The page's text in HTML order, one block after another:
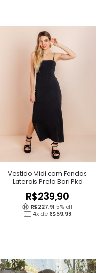
Vestido Midi com Fendas
Laterais Preto Bari Pkd
R$239,90
R$227,91 5% off
4x de R$59,98